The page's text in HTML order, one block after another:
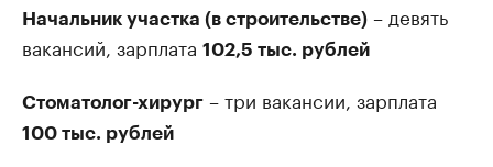
Начальник участка (в строительстве) – девять
вакансий, зарплата 102,5 тыс. рублей
Стоматолог-хирург – три вакансии, зарплата
100 тыс. рублей